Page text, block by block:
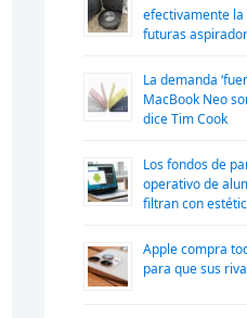
efectivamente
futuras
La demanda
MacBook Neo
dice Tim Cook
Los fondos de
operativo de
filtran con
Apple compra
para que sus